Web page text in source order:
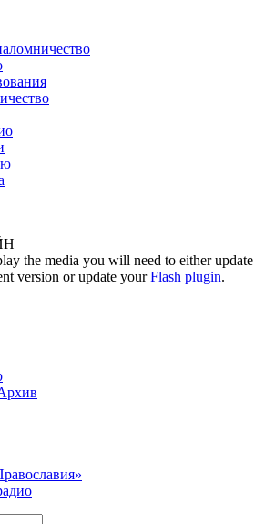
the media you will need to either update
version or update yourFlash plugin.